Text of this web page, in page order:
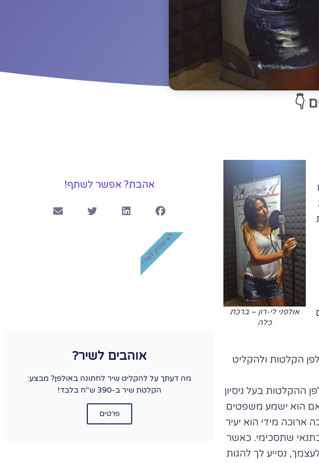
👇
אולפני לי-רון – ברכת
כלה
הקלטות ולהקליט
ההקלטות בעל ניסיון
אם הוא ישמע משפטים
ארוכה מידי הוא יעיר
שתסכימי. כאשר
נסייע לך להגות
אהבת? אפשר לשתף!
אוהבים לשיר?
מה דעתך על להקליט שיר לחתונה באולפן? מבצע:
הקלטת שיר ב-390 ש"ח בלבד!
פרטים
לא נפסיק לשיר!